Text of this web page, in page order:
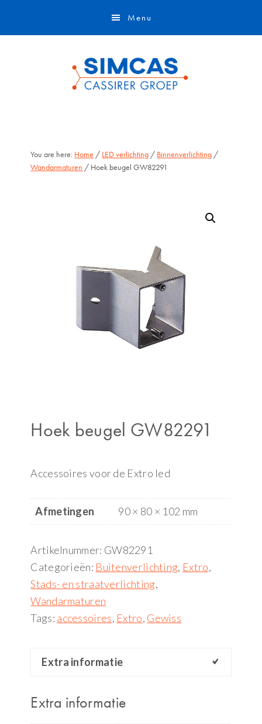
Menu
You are here: Home / LED verlichting / Binnenverlichting /
Wandarmaturen / Hoek beugel GW82291
Hoek beugel GW82291
Accessoires voor de Extro led
Afmetingen 90 × 80 × 102 mm
Artikelnummer: GW82291
Categorieën: Buitenverlichting, Extro,
Stads- en straatverlichting,
Wandarmaturen
Tags: accessoires, Extro, Gewiss
Extra informatie
Extra informatie